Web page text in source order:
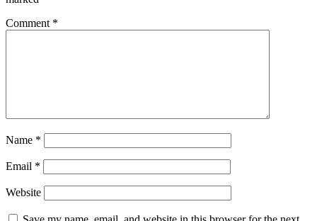
Comment *
Name *
Email *
Website